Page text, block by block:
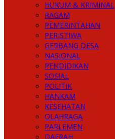
HUKUM & KRIMINAL
RAGAM
PEMERINTAHAN
PERISTIWA
GERBANG DESA
NASIONAL
PENDIDIKAN
SOSIAL
POLITIK
HANKAM
KESEHATAN
OLAHRAGA
PARLEMEN
DAERAH